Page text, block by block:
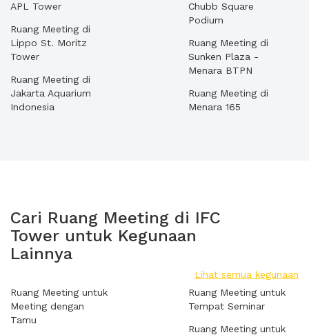
APL Tower
Ruang Meeting di
Lippo St. Moritz
Tower
Ruang Meeting di
Jakarta Aquarium
Indonesia
Chubb Square
Podium
Ruang Meeting di
Sunken Plaza -
Menara BTPN
Ruang Meeting di
Menara 165
Cari Ruang Meeting di IFC
Tower untuk Kegunaan
Lainnya
Lihat semua kegunaan
Ruang Meeting untuk
Meeting dengan
Tamu
Ruang Meeting untuk
Tempat Seminar
Ruang Meeting untuk